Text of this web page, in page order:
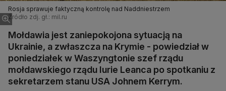
Rosja sprawuje faktyczną kontrolę nad Naddniestrzem
Źródło zdj. gł.: mil.ru
Mołdawia jest zaniepokojona sytuacją na
Ukrainie, a zwłaszcza na Krymie - powiedział w
poniedziałek w Waszyngtonie szef rządu
mołdawskiego rządu Iurie Leanca po spotkaniu z
sekretarzem stanu USA Johnem Kerrym.